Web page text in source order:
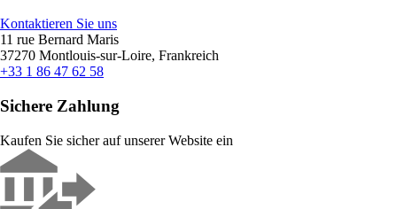
Kontaktieren Sie uns
11 rue Bernard Maris
37270 Montlouis-sur-Loire, Frankreich
+33 1 86 47 62 58
Sichere Zahlung
Kaufen Sie sicher auf unserer Website ein